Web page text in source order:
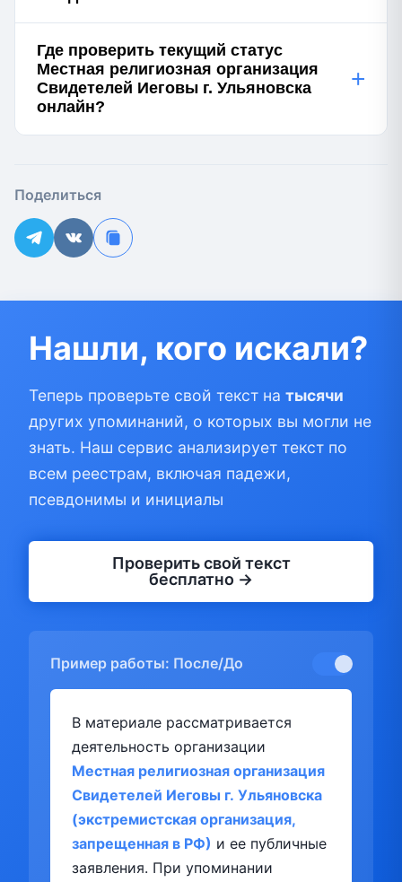
Где проверить текущий статус
Местная религиозная организация
Свидетелей Иеговы г. Ульяновска
онлайн?
+
Поделиться
Нашли, кого искали?
Теперь проверьте свой текст на тысячи
других упоминаний, о которых вы могли не
знать. Наш сервис анализирует текст по
всем реестрам, включая падежи,
псевдонимы и инициалы
Проверить свой текст
бесплатно →
Пример работы: После/До
В материале рассматривается
деятельность организации
Местная религиозная организация
Свидетелей Иеговы г. Ульяновска
(экстремистская организация,
запрещенная в РФ) и ее публичные
заявления. При упоминании